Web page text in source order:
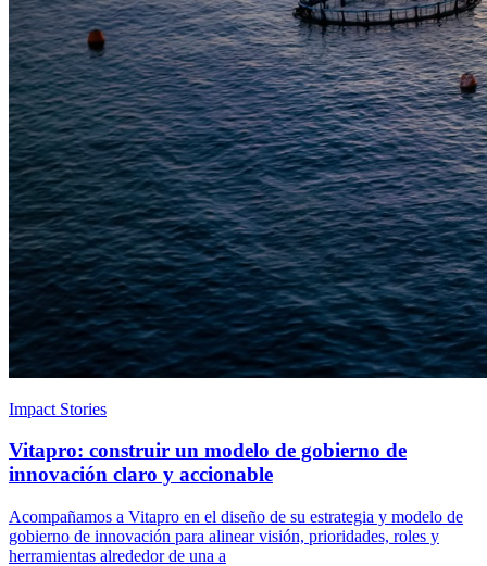
Impact Stories
Vitapro: construir un modelo de gobierno de
innovación claro y accionable
Acompañamos a Vitapro en el diseño de su estrategia y modelo de
gobierno de innovación para alinear visión, prioridades, roles y
herramientas alrededor de una a